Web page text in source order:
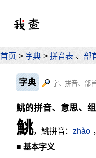
首页 > 字典 > 拼音表 、 部
字典
鮡的拼音、意思、
鮡，鮡拼音： zhào
■ 基本字义